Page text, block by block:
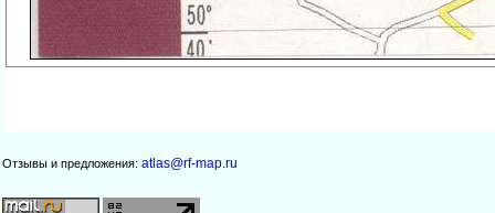
Отзывы и предложения: atlas@rf-map.ru